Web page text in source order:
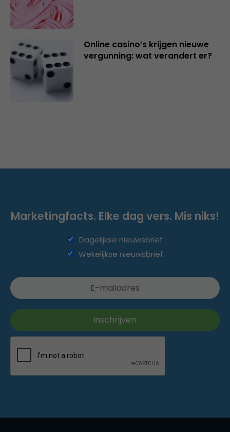
Online casino’s krijgen nieuwe
vergunning: wat verandert er?
Marketingfacts. Elke dag vers. Mis niks!
Dagelijkse nieuwsbrief
Wekelijkse nieuwsbrief